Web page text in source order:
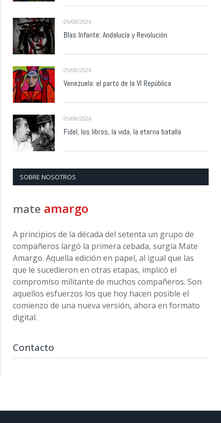
05/08/2026
Blas Infante: Andalucía y Revolución.
05/08/2026
Venezuela: el parto de la VI República
05/08/2026
Fidel, los libros, la vida, la eterna batalla
SOBRE NOSOTROS
mate amargo
A principios de la década del setenta un grupo de
compañeros largó la primera cebada, surgía Mate
Amargo. Aquella edición en papel, al igual que las
que le sucedieron en otras etapas, implicó el
compromiso militante de muchos compañeros. Son
aquellos esfuerzos los que hoy hacen posible el
comienzo de una nueva versión, ahora en formato
digital.
Contacto